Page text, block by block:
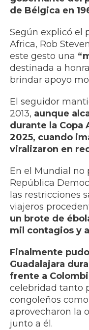
de Bélgica en
Según explicó el
Africa, Rob
este gesto una
destinada a
brindar apoyo
El seguidor
2013, aunque
durante la Copa
2025, cuando
viralizaron en
En el Mundial no
República
las restricciones
viajeros
un brote de
mil contagios y
Finalmente
Guadalajara
frente a
celebridad tanto
congoleños
aprovecharon la
junto a él.